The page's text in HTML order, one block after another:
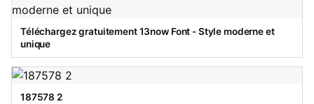
Téléchargez gratuitement 13now Font - Style moderne et
unique
187578 2